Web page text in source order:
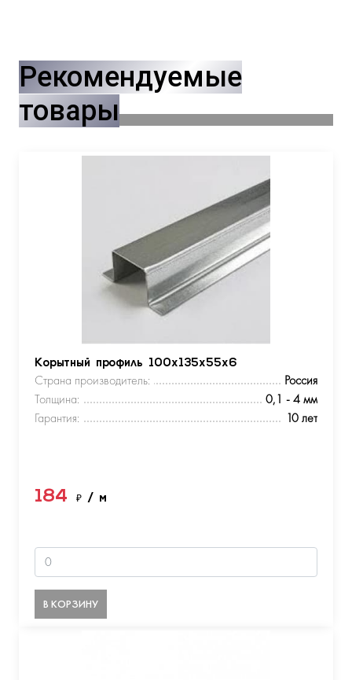
Рекомендуемые
товары
Корытный профиль 100х135х55х6
Страна производитель:
Россия
Толщина:
0,1 - 4 мм
Гарантия:
10 лет
184 ₽ / м
В КОРЗИНУ